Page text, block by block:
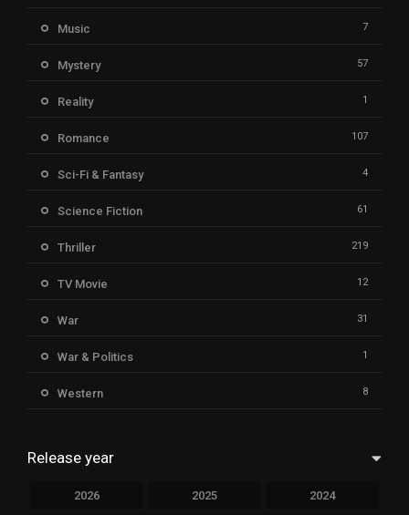
Music 7
Mystery 57
Reality 1
Romance 107
Sci-Fi & Fantasy 4
Science Fiction 61
Thriller 219
TV Movie 12
War 31
War & Politics 1
Western 8
Release year
2026 2025 2024